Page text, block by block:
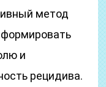
метод
и
рецидива.